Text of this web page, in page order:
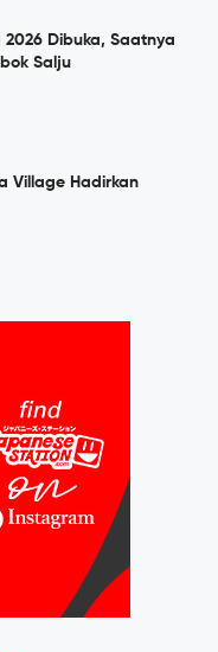
Dibuka, Saatnya
Salju
Village Hadirkan